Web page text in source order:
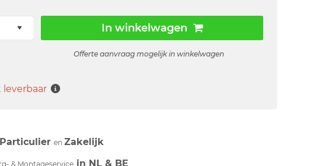
In winkelwagen
Offerte aanvraag mogelijk in winkelwagen
leverbaar
ParticulierenZakelijk
& Montageservice in NL & BE